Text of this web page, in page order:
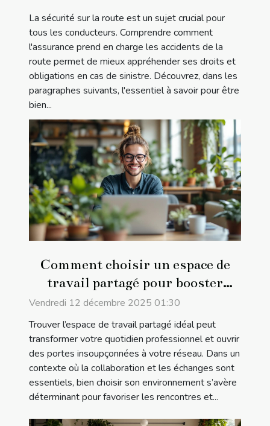
La sécurité sur la route est un sujet crucial pour
tous les conducteurs. Comprendre comment
l'assurance prend en charge les accidents de la
route permet de mieux appréhender ses droits et
obligations en cas de sinistre. Découvrez, dans les
paragraphes suivants, l'essentiel à savoir pour être
bien...
Comment choisir un espace de
travail partagé pour booster
votre réseau professionnel ?
Vendredi 12 décembre 2025 01:30
Trouver l’espace de travail partagé idéal peut
transformer votre quotidien professionnel et ouvrir
des portes insoupçonnées à votre réseau. Dans un
contexte où la collaboration et les échanges sont
essentiels, bien choisir son environnement s’avère
déterminant pour favoriser les rencontres et...